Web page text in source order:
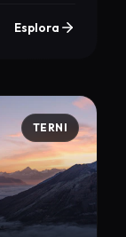
Esplora
TERNI